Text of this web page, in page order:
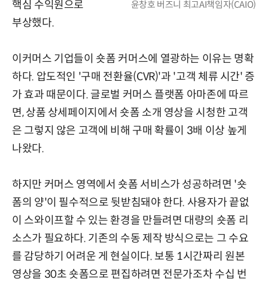
윤창호 버즈니 최고AI책임자(CAIO)
핵심 수익원으로
부상했다.
이커머스 기업들이 숏폼 커머스에 열광하는 이유는 명확
하다. 압도적인 '구매 전환율(CVR)'과 '고객 체류 시간' 증
가 효과 때문이다. 글로벌 커머스 플랫폼 아마존에 따르
면, 상품 상세페이지에서 숏폼 소개 영상을 시청한 고객
은 그렇지 않은 고객에 비해 구매 확률이 3배 이상 높게
나왔다.
하지만 커머스 영역에서 숏폼 서비스가 성공하려면 '숏
폼의 양'이 필수적으로 뒷받침돼야 한다. 사용자가 끝없
이 스와이프할 수 있는 환경을 만들려면 대량의 숏폼 리
소스가 필요하다. 기존의 수동 제작 방식으로는 그 수요
를 감당하기 어려운 게 현실이다. 보통 1시간짜리 원본
영상을 30초 숏폼으로 편집하려면 전문가조차 수십 번